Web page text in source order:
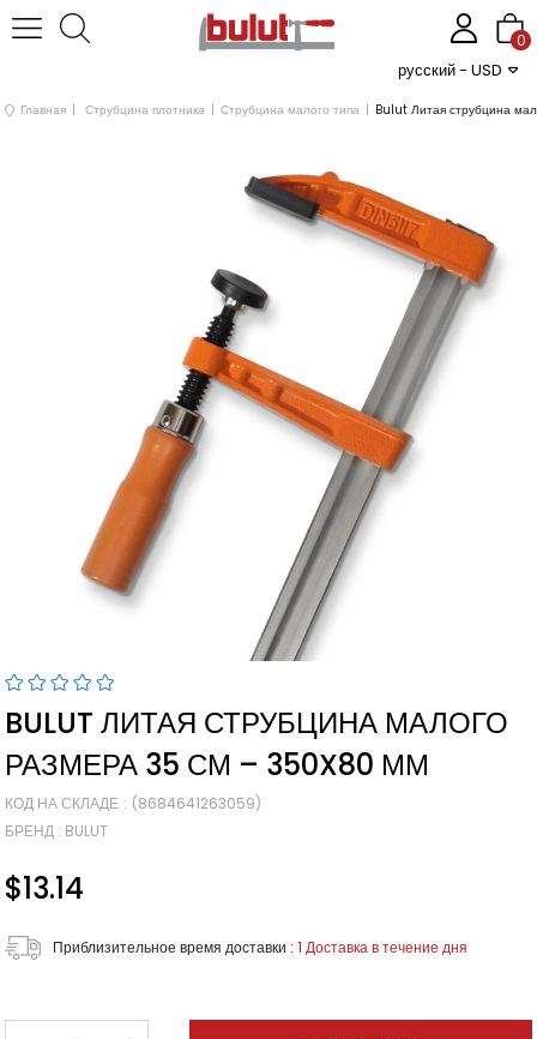
русский - USD
0
Главная Струбцина плотника Струбцина малого типа Bulut Литая струбцина
BULUT ЛИТАЯ СТРУБЦИНА МАЛОГО
РАЗМЕРА 35 СМ – 350X80 ММ
КОД НА СКЛАДЕ
(8684641263059)
БРЕНД : BULUT
$13.14
Приблизительное время доставки : 1 Доставка в течение дня